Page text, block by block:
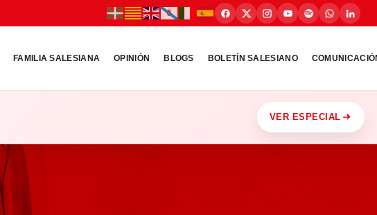
FAMILIA SALESIANA OPINIÓN BLOGS BOLETÍN SALESIANO
VER ESPECIAL